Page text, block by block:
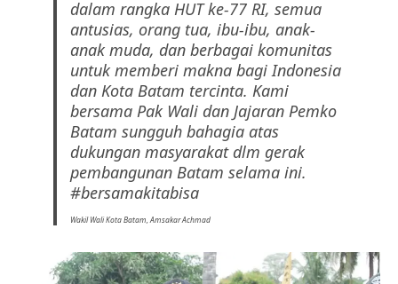
dalam rangka HUTke-77 RI, semua
antusias, orang tua, ibu-ibu, anak-
anak muda, dan berbagai komunitas
untuk memberi makna bagi Indonesia
dan Kota Batam tercinta. Kami
bersama Pak Wali dan Jajaran Pemko
Batam sungguh bahagia atas
dukungan masyarakat dlm gerak
pembangunan Batam selama ini.
#bersamakitabisa
Wakil Wali Kota Batam, Amsakar Achmad